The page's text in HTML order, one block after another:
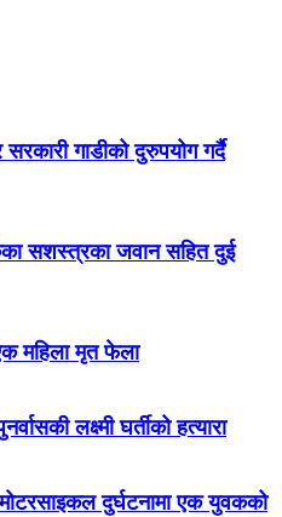
गाडीको दुरुपयोग गर्दै
सशस्त्रका जवान सहित दुई
महिला मृत फेला
लक्ष्मी घर्तीको हत्यारा
मोटरसाइकल दुर्घटनामा एक युवकको